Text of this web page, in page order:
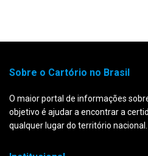
Sobre o Cartório no Brasil
O maior portal de informações
objetivo é ajudar a encontrar a
qualquer lugar do território